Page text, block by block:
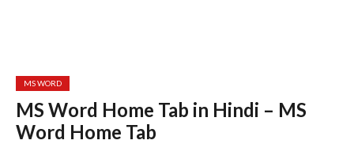
MS WORD
MS Word Home Tab in Hindi – MS
Word Home Tab